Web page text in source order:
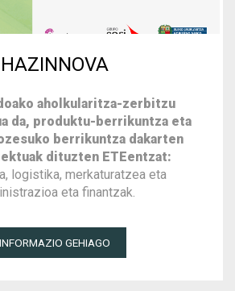
HAZINNOVA
aholkularitza-zerbitzu
da, produktu-berrikuntza eta
berrikuntza dakarten
dituzten ETEentzat:
logistika, merkaturatzea eta
eta finantzak.
INFORMAZIO GEHIAGO